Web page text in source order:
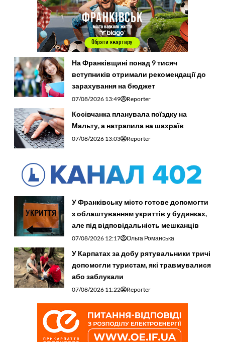
На Франківщині понад 9 тисяч
вступників отримали рекомендації до
зарахування на бюджет
07/08/2026 13:49 Reporter
Косівчанка планувала поїздку на
Мальту, а натрапила на шахраїв
07/08/2026 13:03 Reporter
У Франківську місто готове допомогти
з облаштуванням укриттів у будинках,
але під відповідальність мешканців
07/08/2026 12:17 Ольга Романська
У Карпатах за добу рятувальники тричі
допомогли туристам, які травмувалися
або заблукали
07/08/2026 11:22 Reporter